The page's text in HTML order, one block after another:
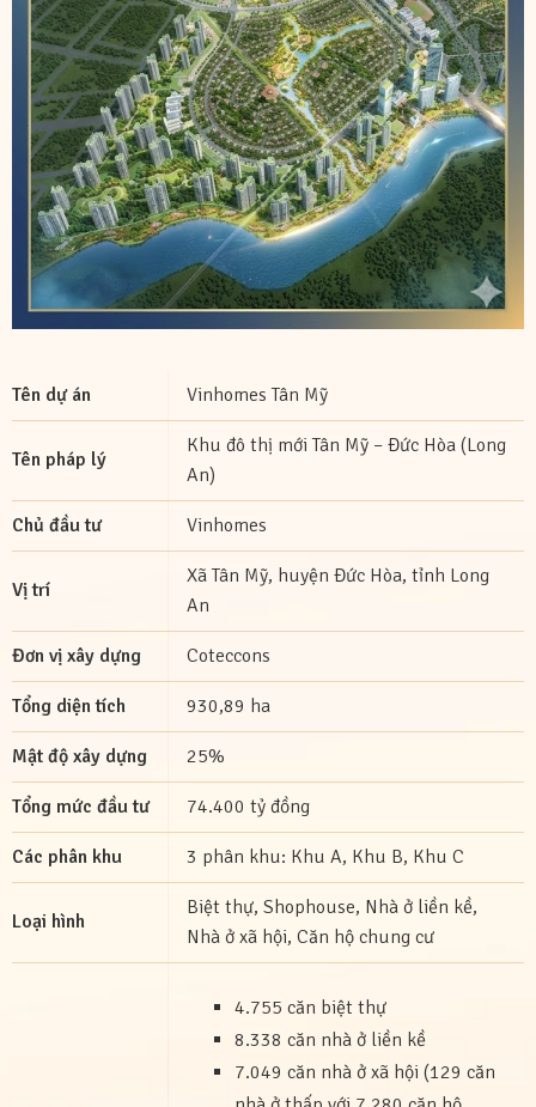
Tên dự án Vinhomes Tân Mỹ
Tên pháp lý
Khu đô thị mới Tân Mỹ – Đức Hòa (Long
An)
Chủ đầu tư Vinhomes
Vị trí
Xã Tân Mỹ, huyện Đức Hòa, tỉnh Long
An
Đơn vị xây dựng Coteccons
Tổng diện tích 930,89 ha
Mật độ xây dựng 25%
Tổng mức đầu tư 74.400 tỷ đồng
Các phân khu 3 phân khu: Khu A, Khu B, Khu C
Loại hình
Biệt thự, Shophouse, Nhà ở liền kề,
Nhà ở xã hội, Căn hộ chung cư
4.755 căn biệt thự
8.338 căn nhà ở liền kề
7.049 căn nhà ở xã hội (129 căn